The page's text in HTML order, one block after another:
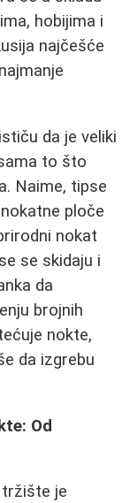
hobijima i
najčešće
da je veliki
to što
Naime, tipse
ploče
nokat
se skidaju i
da
brojnih
nokte,
da izgrebu
Od
je